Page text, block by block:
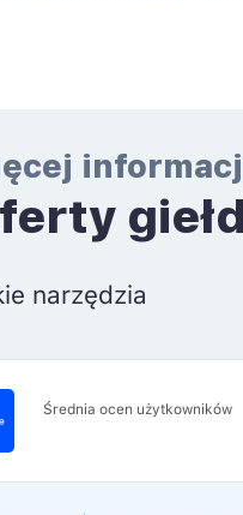
narzędzia
Średnia ocen użytkowników